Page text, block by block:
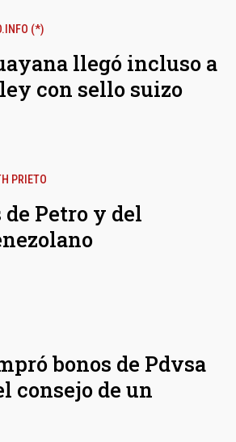
(*)
llegó incluso a
con sello suizo
PRIETO
de Petro y del
bonos de Pdvsa
consejo de un